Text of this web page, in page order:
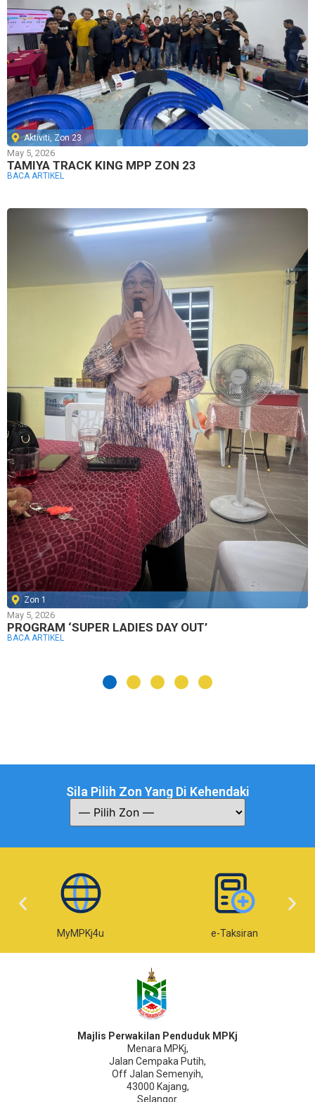
Aktiviti Zon 23
May 5, 2026
TAMIYA TRACK KING MPP ZON 23
BACA ARTIKEL
Zon 1
May 5, 2026
PROGRAM ‘SUPER LADIES DAY OUT’
BACA ARTIKEL
Sila Pilih Zon Yang Di Kehendaki
MyMPKj4u e-Taksiran
Majlis Perwakilan Penduduk MPKj
Menara MPKj,
Jalan Cempaka Putih,
Off Jalan Semenyih,
43000 Kajang,
Selangor.